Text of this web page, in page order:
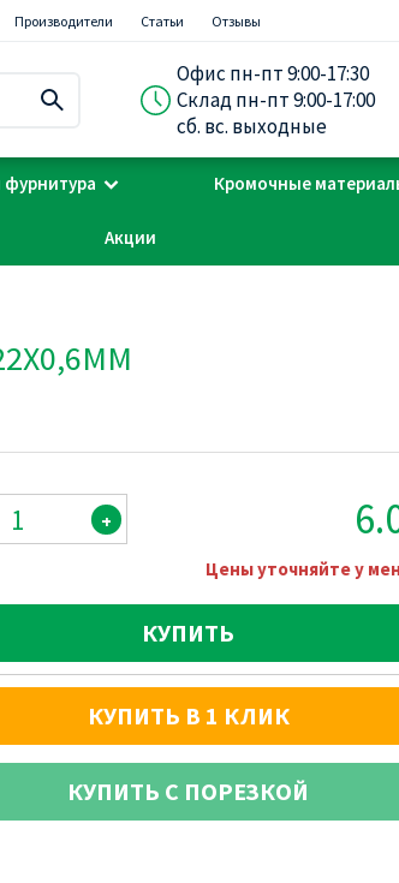
Производители Статьи Отзывы
Офис пн-пт 9:00-17:30
Склад пн-пт 9:00-17:00
сб. вс. выходные
Кромочные
Акции
+
Цены уточняйте у
КУПИТЬ
КУПИТЬ В 1 КЛИК
КУПИТЬ С ПОРЕЗКОЙ